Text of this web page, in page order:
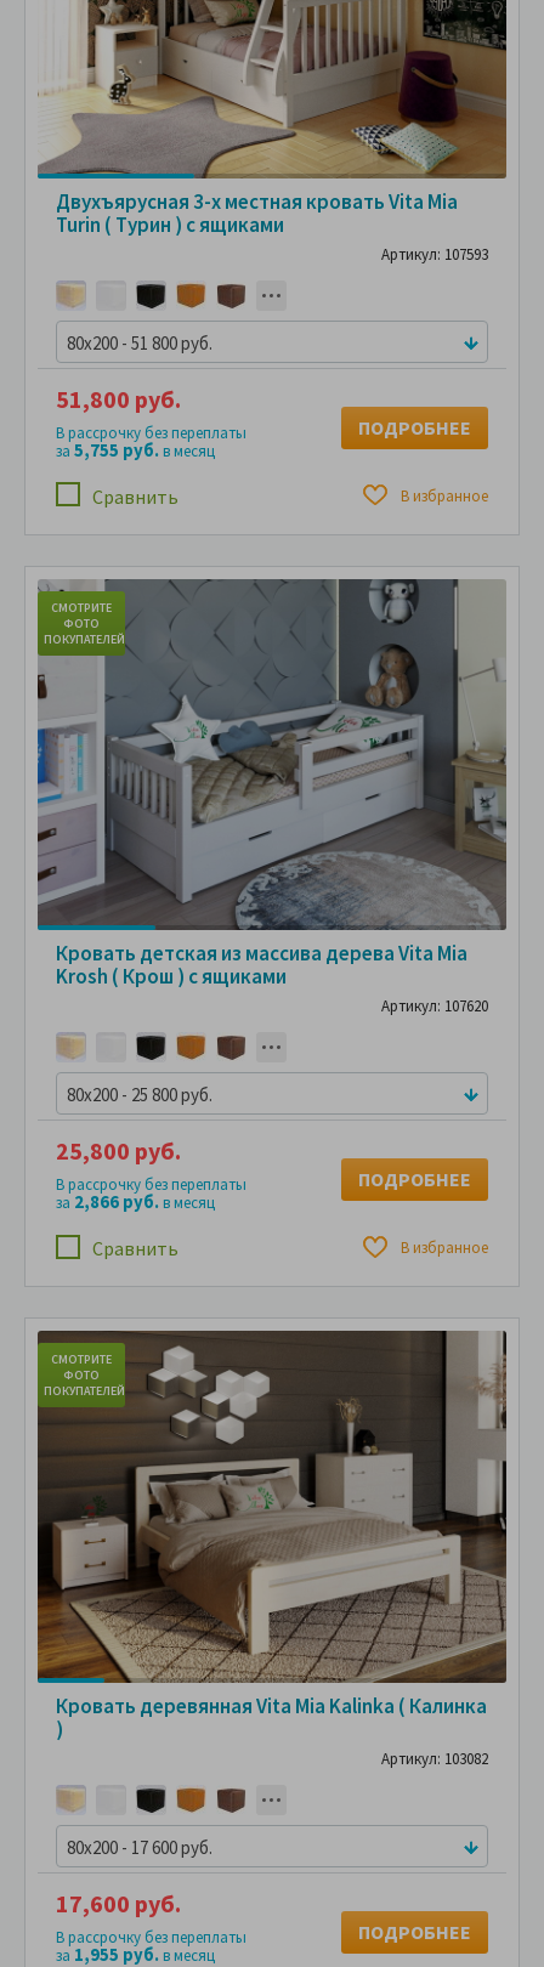
Двухъярусная 3-х местная кровать Vita Mia
Turin ( Турин ) с ящиками
Артикул: 107593
80x200 - 51 800 руб.
Сравнить В избранное
51,800 руб.
В рассрочку без переплаты
за 5,755 руб.в месяц
ПОДРОБНЕЕ
СМОТРИТЕ
ФОТО
ПОКУПАТЕЛЕЙ
Кровать детская из массива дерева Vita Mia
Krosh ( Крош ) с ящиками
Артикул: 107620
80x200 - 25 800 руб.
Сравнить В избранное
25,800 руб.
В рассрочку без переплаты
за 2,866 руб.в месяц
ПОДРОБНЕЕ
СМОТРИТЕ
ФОТО
ПОКУПАТЕЛЕЙ
Кровать деревянная Vita Mia Kalinka ( Калинка
)
Артикул: 103082
80x200 - 17 600 руб.
17,600 руб.
В рассрочку без переплаты
за 1,955 руб.в месяц
ПОДРОБНЕЕ